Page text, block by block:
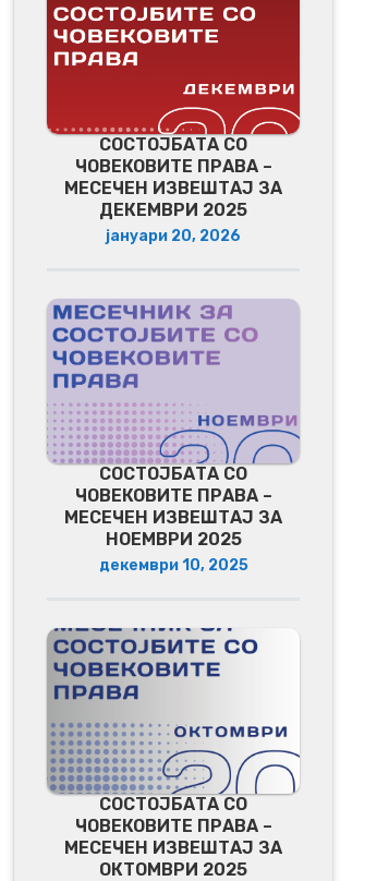
СОСТОЈБАТА СО
ЧОВЕКОВИТЕ ПРАВА –
МЕСЕЧЕН ИЗВЕШТАЈ ЗА
ДЕКЕМВРИ 2025
јануари 20, 2026
СОСТОЈБАТА СО
ЧОВЕКОВИТЕ ПРАВА –
МЕСЕЧЕН ИЗВЕШТАЈ ЗА
НОЕМВРИ 2025
декември 10, 2025
СОСТОЈБАТА СО
ЧОВЕКОВИТЕ ПРАВА –
МЕСЕЧЕН ИЗВЕШТАЈ ЗА
ОКТОМВРИ 2025